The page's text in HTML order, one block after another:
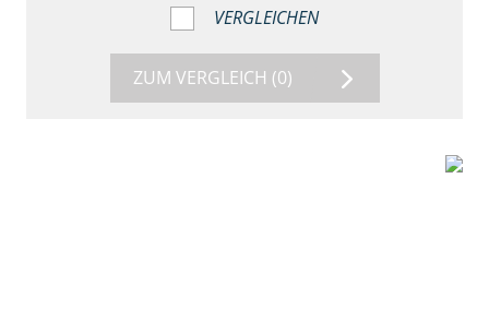
VERGLEICHEN
ZUM VERGLEICH (0)